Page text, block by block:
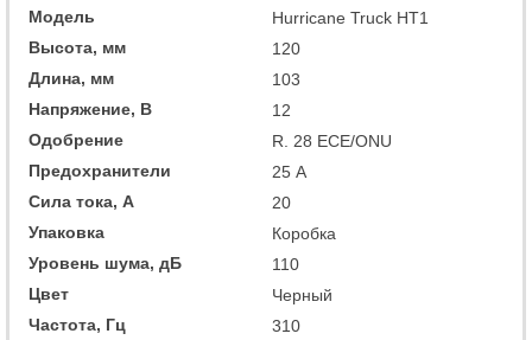
Модель
Hurricane Truck HT1
Высота, мм
120
Длина, мм
103
Напряжение, В
12
Одобрение
R. 28 ECE/ONU
Предохранители
25 А
Сила тока, А
20
Упаковка
Коробка
Уровень шума, дБ
110
Цвет
Черный
Частота, Гц
310